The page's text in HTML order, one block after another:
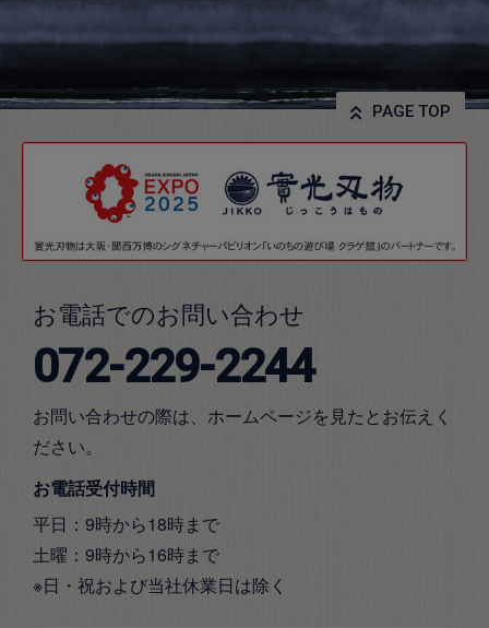
PAGE TOP
お電話でのお問い合わせ
072-229-2244
お問い合わせの際は、ホームページを見たとお伝えく
ださい。
お電話受付時間
平日：9時から18時まで
土曜：9時から16時まで
※日・祝および当社休業日は除く